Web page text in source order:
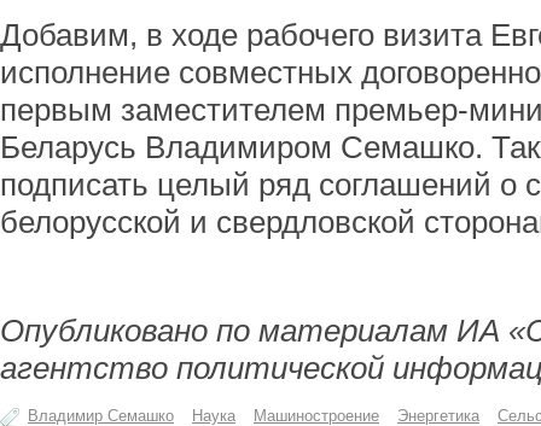
Добавим, в ходе рабочего визита
исполнение совместных
первым заместителем премьер-
Беларусь Владимиром Семашко.
подписать целый ряд соглашений о
белорусской и свердловской
Опубликовано по материалам ИА
агентство политической
Владимир Семашко Наука Машиностроение Энергетика